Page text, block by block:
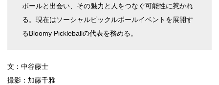
ボールと出会い、その魅力と人をつなぐ可能性に惹かれ
る。現在はソーシャルピックルボールイベントを展開す
るBloomy Pickleballの代表を務める。
文：中谷藤士
撮影：加藤千雅